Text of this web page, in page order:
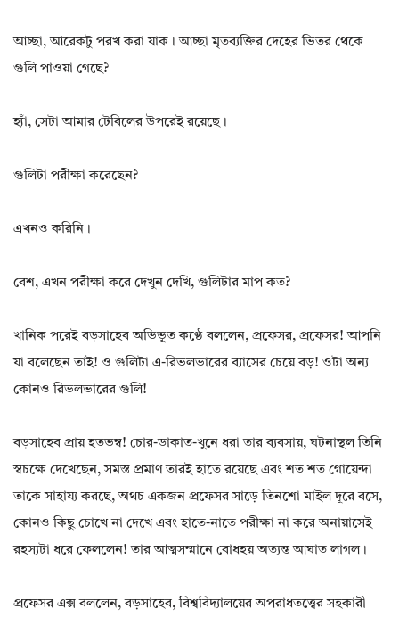
আচ্ছা, আরেকটু পরখ করা যাক। আচ্ছা মৃতব্যক্তির দেহের ভিতর থেকে
গুলি পাওয়া গেছে?
হ্যাঁ, সেটা আমার টেবিলের উপরেই রয়েছে।
গুলিটা পরীক্ষা করেছেন?
এখনও করিনি।
বেশ, এখন পরীক্ষা করে দেখুন দেখি, গুলিটার মাপ কত?
খানিক পরেই বড়সাহেব অভিভূত কণ্ঠে বললেন, প্রফেসর, প্রফেসর! আপনি
যা বলেছেন তাই! ও গুলিটা এ-রিভলভারের ব্যাসের চেয়ে বড়! ওটা অন্য
কোনও রিভলভারের গুলি!
বড়সাহেব প্রায় হতভম্ব! চোর-ডাকাত-খুনে ধরা তার ব্যবসায়, ঘটনাস্থল তিনি
স্বচক্ষে দেখেছেন, সমস্ত প্রমাণ তারই হাতে রয়েছে এবং শত শত গোয়েন্দা
তাকে সাহায্য করছে, অথচ একজন প্রফেসর সাড়ে তিনশো মাইল দূরে বসে,
কোনও কিছু চোখে না দেখে এবং হাতে-নাতে পরীক্ষা না করে অনায়াসেই
রহস্যটা ধরে ফেললেন! তার আত্মসম্মানে বোধহয় অত্যন্ত আঘাত লাগল।
প্রফেসর এক্স বললেন, বড়সাহেব, বিশ্ববিদ্যালয়ের অপরাধতত্ত্বের সহকারী